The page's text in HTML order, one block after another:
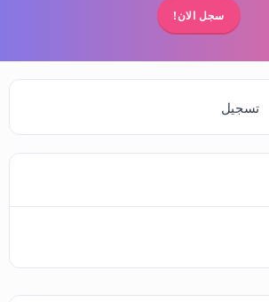
سجل الان!
تسجيل